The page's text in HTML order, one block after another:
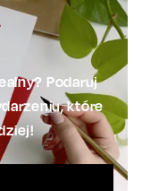
Podaruj
które